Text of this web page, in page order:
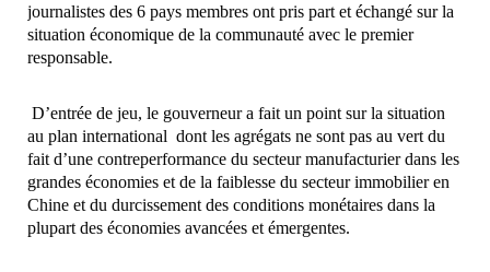
journalistes des 6 pays membres ont pris part et échangé sur la
situation économique de la communauté avec le premier
responsable.
D’entrée de jeu, le gouverneur a fait un point sur la situation
au plan international dont les agrégats ne sont pas au vert du
fait d’une contreperformance du secteur manufacturier dans les
grandes économies et de la faiblesse du secteur immobilier en
Chine et du durcissement des conditions monétaires dans la
plupart des économies avancées et émergentes.